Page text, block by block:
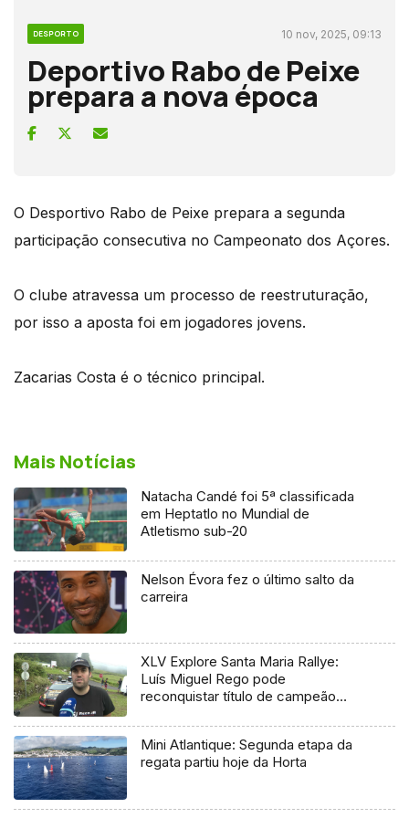
DESPORTO 10 nov, 2025, 09:13
Deportivo Rabo de Peixe
prepara a nova época
O Desportivo Rabo de Peixe prepara a segunda
participação consecutiva no Campeonato dos Açores.
O clube atravessa um processo de reestruturação,
por isso a aposta foi em jogadores jovens.
Zacarias Costa é o técnico principal.
Mais Notícias
Natacha Candé foi 5ª classificada
em Heptatlo no Mundial de
Atletismo sub-20
Nelson Évora fez o último salto da
carreira
XLV Explore Santa Maria Rallye:
Luís Miguel Rego pode
reconquistar título de campeão
Mini Atlantique: Segunda etapa da
regata partiu hoje da Horta